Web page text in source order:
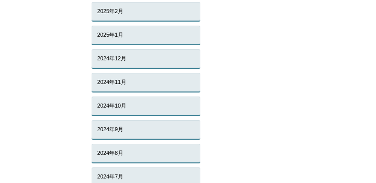
2025年2月
2025年1月
2024年12月
2024年11月
2024年10月
2024年9月
2024年8月
2024年7月